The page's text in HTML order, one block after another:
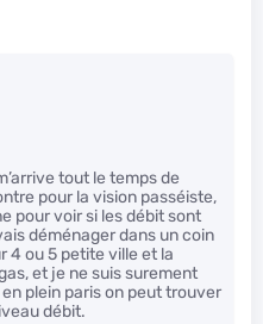
tout le temps de
pour la vision passéiste,
pour voir si les débit sont
déménager dans un coin
4 ou 5 petite ville et la
et je ne suis surement
plein paris on peut trouver
débit.